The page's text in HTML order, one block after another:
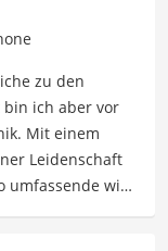
zu den
bin ich aber vor
Mit einem
Leidenschaft
umfassende wie